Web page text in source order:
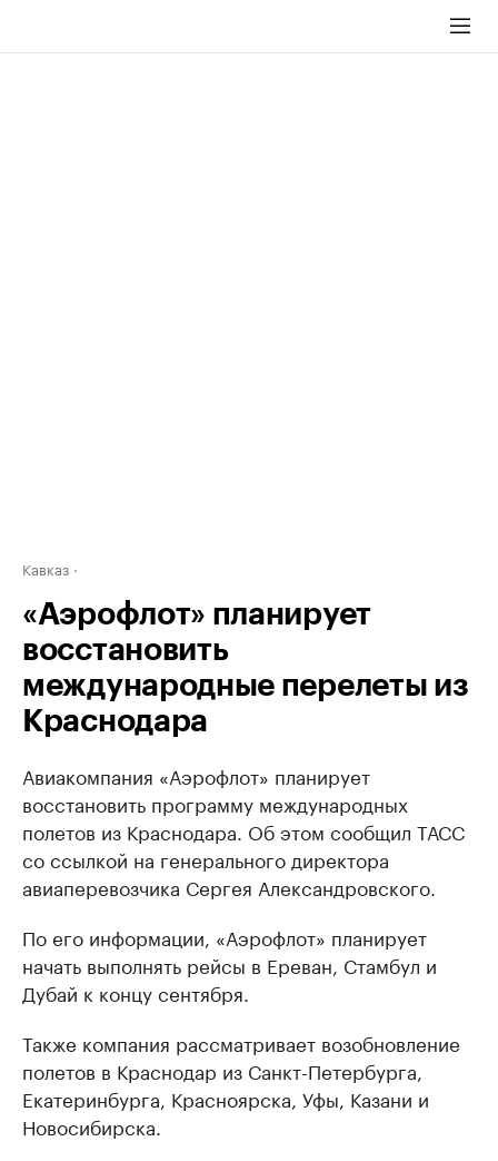
Кавказ
«Аэрофлот» планирует
восстановить
международные перелеты из
Краснодара
Авиакомпания «Аэрофлот» планирует
восстановить программу международных
полетов из Краснодара. Об этом сообщил ТАСС
со ссылкой на генерального директора
авиаперевозчика Сергея Александровского.
По его информации, «Аэрофлот» планирует
начать выполнять рейсы в Ереван, Стамбул и
Дубай к концу сентября.
Также компания рассматривает возобновление
полетов в Краснодар из Санкт-Петербурга,
Екатеринбурга, Красноярска, Уфы, Казани и
Новосибирска.